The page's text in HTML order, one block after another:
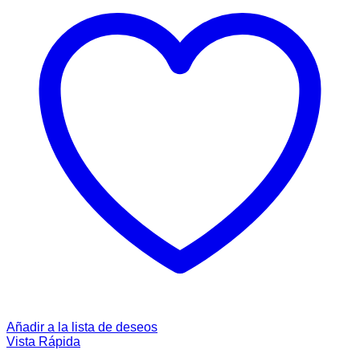
Añadir a la lista de deseos
Vista Rápida